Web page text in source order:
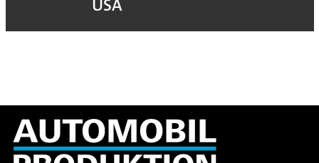
USA